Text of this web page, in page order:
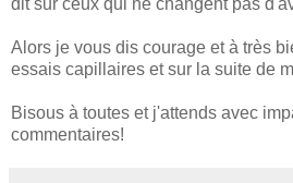
dit sur ceux qui ne changent pas
Alors je vous dis courage et à très
essais capillaires et sur la suite de
Bisous à toutes et j'attends avec
commentaires!